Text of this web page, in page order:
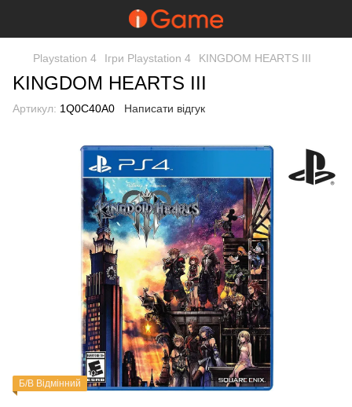
Playstation 4 Ігри Playstation 4 KINGDOM HEARTS III
KINGDOM HEARTS III
Артикул: 1Q0C40A0 Написати відгук
Б/В Відмінний